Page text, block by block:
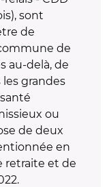
sont
de
de
au-delà, de
grandes
ou
de deux
en
retraite et de